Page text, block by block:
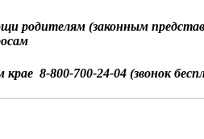
родителям (законным
крае 8-800-700-24-04 (звонок